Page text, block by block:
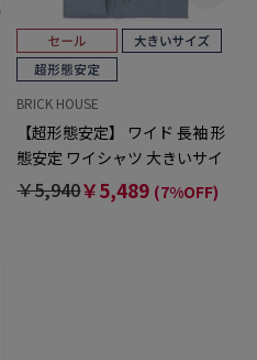
BRICK HOUSE
【超形態安定】 ワイド 長袖 形
態安定 ワイシャツ 大きいサイ
ズ
￥5,940￥5,489 (7%OFF)